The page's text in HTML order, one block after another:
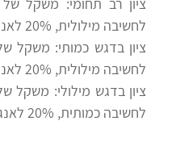
לחשיבה מילולית, 20% לאנגלית.
לחשיבה מילולית, 20% לאנגלית.
לחשיבה כמותית, 20% לאנגלית.